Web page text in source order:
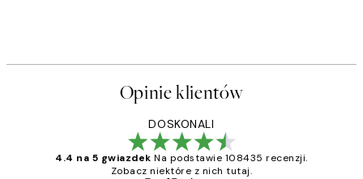
Opinie klientów
DOSKONALI
4.4 na 5 gwiazdek Na podstawie 108435 recenzji.
Zobacz niektóre z nich tutaj.